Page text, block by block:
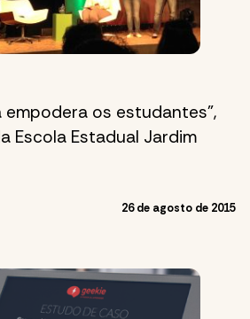
empodera os estudantes”,
Escola Estadual Jardim
26 de agosto de 2015